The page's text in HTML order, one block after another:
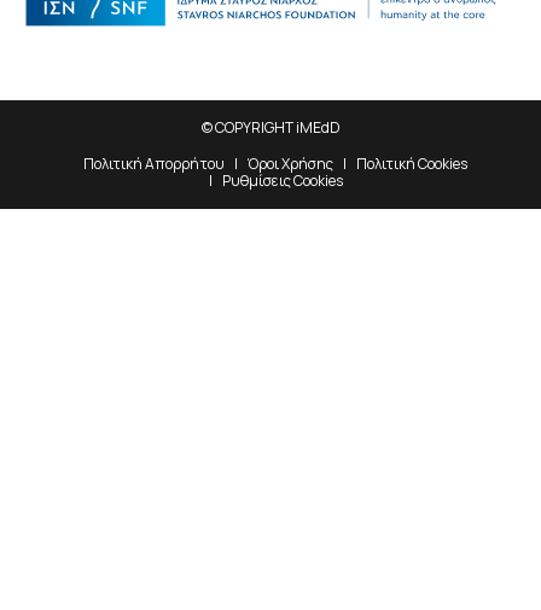
© COPYRIGHT iMEdD
Πολιτική Απορρήτου
Όροι Χρήσης
Πολιτική Cookies
Ρυθμίσεις Cookies